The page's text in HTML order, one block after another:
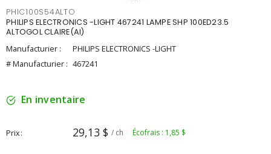
PHIC100S54ALTO
PHILIPS ELECTRONICS -LIGHT 467241 LAMPE SHP 100ED23.5
ALTOGOL CLAIRE(AI)
Manufacturier :
PHILIPS ELECTRONICS -LIGHT
# Manufacturier : 467241
En inventaire
Prix 29,13 $ / ch Écofrais : 1,85 $